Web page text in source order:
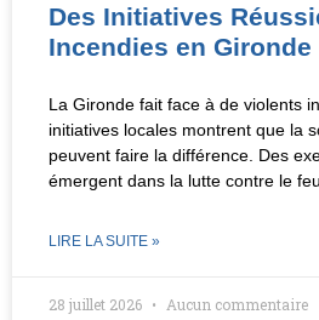
Des Initiatives
Incendies en Gironde
La Gironde fait face à de violents
initiatives locales montrent que la
peuvent faire la différence. Des
émergent dans la lutte contre le feu.
LIRE LA SUITE »
28 juillet 2026 Aucun commentaire